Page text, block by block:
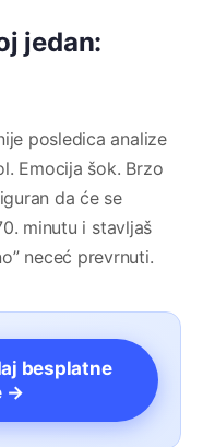
jedan:
posledica analize
Emocija šok. Brzo
da će se
minutu i stavljaš
neceć prevrnuti.
besplatne
→